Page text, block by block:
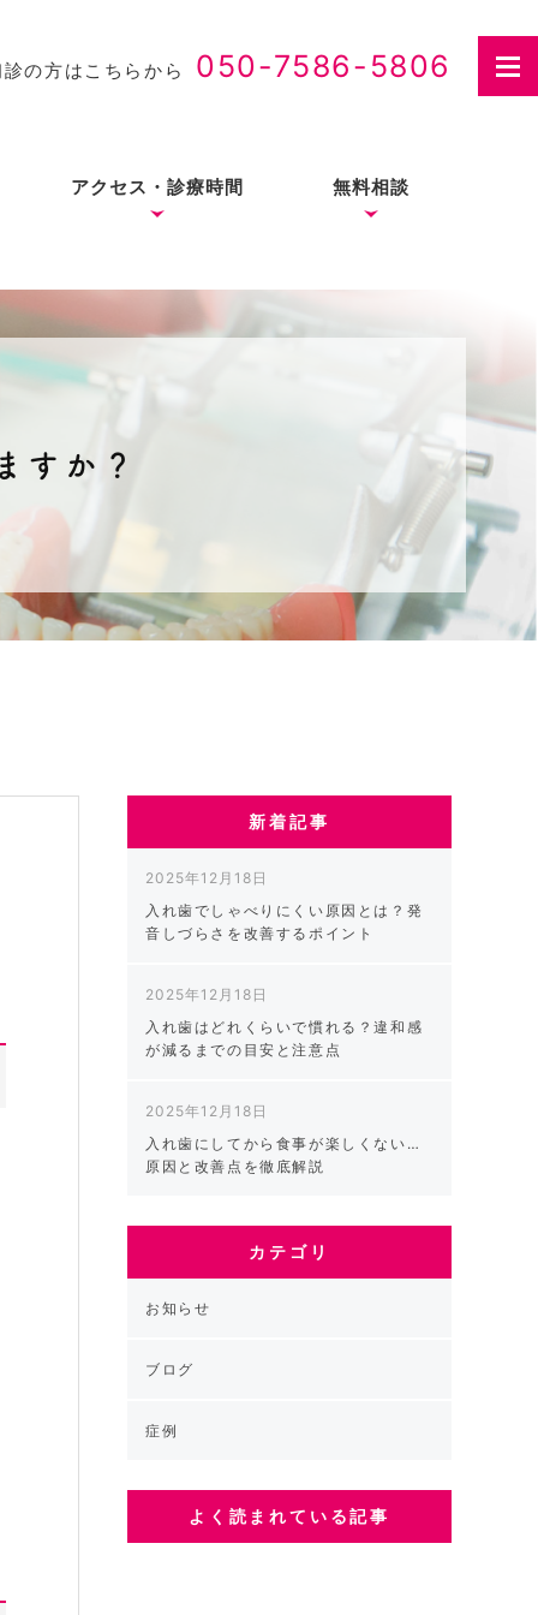
診の方はこちらから 050-7586-5806
アクセス・診療時間 無料相談
すか？
新着記事
2025年12月18日
入れ歯でしゃべりにくい原因とは？発
音しづらさを改善するポイント
2025年12月18日
入れ歯はどれくらいで慣れる？違和感
が減るまでの目安と注意点
2025年12月18日
入れ歯にしてから食事が楽しくない…
原因と改善点を徹底解説
カテゴリ
お知らせ
ブログ
症例
よく読まれている記事